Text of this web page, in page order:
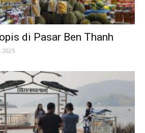
di Pasar Ben Thanh
2025